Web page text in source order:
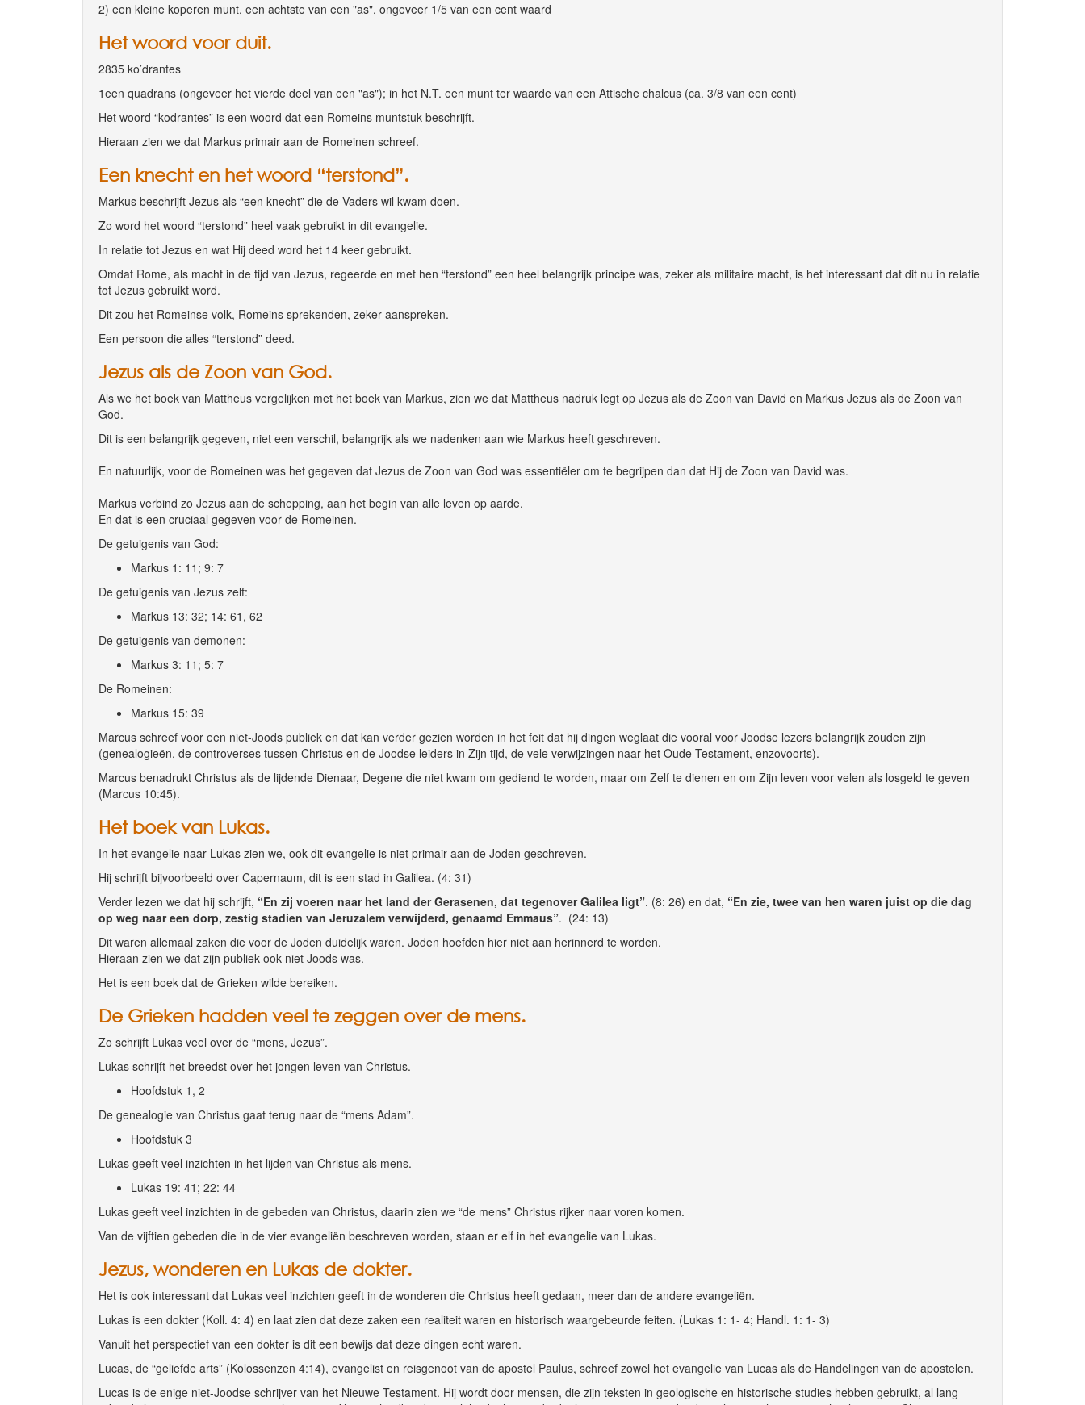
2) een kleine koperen munt, een achtste van een "as", ongeveer 1/5 van een cent waard
Het woord voor duit.
2835 ko’drantes
1een quadrans (ongeveer het vierde deel van een "as"); in het N.T. een munt ter waarde van een Attische chalcus (ca. 3/8 van een cent)
Het woord “kodrantes” is een woord dat een Romeins muntstuk beschrijft.
Hieraan zien we dat Markus primair aan de Romeinen schreef.
Een knecht en het woord “terstond”.
Markus beschrijft Jezus als “een knecht” die de Vaders wil kwam doen.
Zo word het woord “terstond” heel vaak gebruikt in dit evangelie.
In relatie tot Jezus en wat Hij deed word het 14 keer gebruikt.
Omdat Rome, als macht in de tijd van Jezus, regeerde en met hen “terstond” een heel belangrijk principe was, zeker als militaire macht, is het interessant dat dit nu in relatie
tot Jezus gebruikt word.
Dit zou het Romeinse volk, Romeins sprekenden, zeker aanspreken.
Een persoon die alles “terstond” deed.
Jezus als de Zoon van God.
Als we het boek van Mattheus vergelijken met het boek van Markus, zien we dat Mattheus nadruk legt op Jezus als de Zoon van David en Markus Jezus als de Zoon van
God.
Dit is een belangrijk gegeven, niet een verschil, belangrijk als we nadenken aan wie Markus heeft geschreven.
En natuurlijk, voor de Romeinen was het gegeven dat Jezus de Zoon van God was essentiëler om te begrijpen dan dat Hij de Zoon van David was.
Markus verbind zo Jezus aan de schepping, aan het begin van alle leven op aarde.
En dat is een cruciaal gegeven voor de Romeinen.
De getuigenis van God:
Markus 1: 11; 9: 7
De getuigenis van Jezus zelf:
Markus 13: 32; 14: 61, 62
De getuigenis van demonen:
Markus 3: 11; 5: 7
De Romeinen:
Markus 15: 39
Marcus schreef voor een niet-Joods publiek en dat kan verder gezien worden in het feit dat hij dingen weglaat die vooral voor Joodse lezers belangrijk zouden zijn
(genealogieën, de controverses tussen Christus en de Joodse leiders in Zijn tijd, de vele verwijzingen naar het Oude Testament, enzovoorts).
Marcus benadrukt Christus als de lijdende Dienaar, Degene die niet kwam om gediend te worden, maar om Zelf te dienen en om Zijn leven voor velen als losgeld te geven
(Marcus 10:45).
Het boek van Lukas.
In het evangelie naar Lukas zien we, ook dit evangelie is niet primair aan de Joden geschreven.
Hij schrijft bijvoorbeeld over Capernaum, dit is een stad in Galilea. (4: 31)
Verder lezen we dat hij schrijft, “En zij voeren naar het land der Gerasenen, dat tegenover Galilea ligt”. (8: 26) en dat, “En zie, twee van hen waren juist op die dag
op weg naar een dorp, zestig stadien van Jeruzalem verwijderd, genaamd Emmaus”. (24: 13)
Dit waren allemaal zaken die voor de Joden duidelijk waren. Joden hoefden hier niet aan herinnerd te worden.
Hieraan zien we dat zijn publiek ook niet Joods was.
Het is een boek dat de Grieken wilde bereiken.
De Grieken hadden veel te zeggen over de mens.
Zo schrijft Lukas veel over de “mens, Jezus”.
Lukas schrijft het breedst over het jongen leven van Christus.
Hoofdstuk 1, 2
De genealogie van Christus gaat terug naar de “mens Adam”.
Hoofdstuk 3
Lukas geeft veel inzichten in het lijden van Christus als mens.
Lukas 19: 41; 22: 44
Lukas geeft veel inzichten in de gebeden van Christus, daarin zien we “de mens” Christus rijker naar voren komen.
Van de vijftien gebeden die in de vier evangeliën beschreven worden, staan er elf in het evangelie van Lukas.
Jezus, wonderen en Lukas de dokter.
Het is ook interessant dat Lukas veel inzichten geeft in de wonderen die Christus heeft gedaan, meer dan de andere evangeliën.
Lukas is een dokter (Koll. 4: 4) en laat zien dat deze zaken een realiteit waren en historisch waargebeurde feiten. (Lukas 1: 1- 4; Handl. 1: 1- 3)
Vanuit het perspectief van een dokter is dit een bewijs dat deze dingen echt waren.
Lucas, de “geliefde arts” (Kolossenzen 4:14), evangelist en reisgenoot van de apostel Paulus, schreef zowel het evangelie van Lucas als de Handelingen van de apostelen.
Lucas is de enige niet-Joodse schrijver van het Nieuwe Testament. Hij wordt door mensen, die zijn teksten in geologische en historische studies hebben gebruikt, al lang